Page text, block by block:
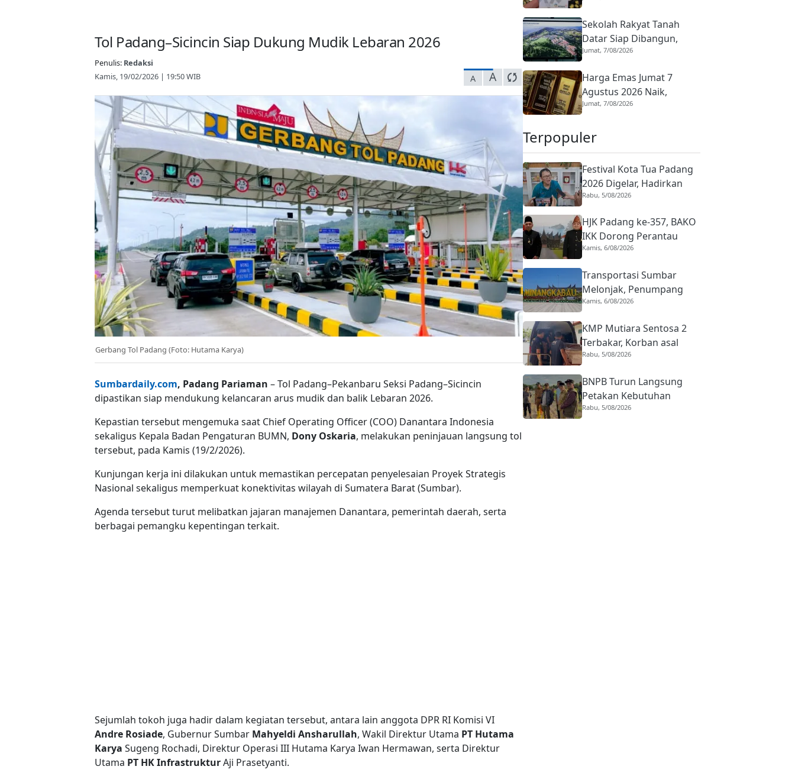
Tol Padang–Sicincin Siap Dukung Mudik Lebaran 2026
Penulis: Redaksi
Kamis, 19/02/2026 | 19:50 WIB
A A
Gerbang Tol Padang (Foto: Hutama Karya)
Sumbardaily.com, Padang Pariaman – Tol Padang–Pekanbaru Seksi Padang–Sicincin
dipastikan siap mendukung kelancaran arus mudik dan balik Lebaran 2026.
Kepastian tersebut mengemuka saat Chief Operating Officer (COO) Danantara Indonesia
sekaligus Kepala Badan Pengaturan BUMN, Dony Oskaria, melakukan peninjauan langsung tol
tersebut, pada Kamis (19/2/2026).
Kunjungan kerja ini dilakukan untuk memastikan percepatan penyelesaian Proyek Strategis
Nasional sekaligus memperkuat konektivitas wilayah di Sumatera Barat (Sumbar).
Agenda tersebut turut melibatkan jajaran manajemen Danantara, pemerintah daerah, serta
berbagai pemangku kepentingan terkait.
Sejumlah tokoh juga hadir dalam kegiatan tersebut, antara lain anggota DPR RI Komisi VI
Andre Rosiade, Gubernur Sumbar Mahyeldi Ansharullah, Wakil Direktur Utama PT Hutama
Karya Sugeng Rochadi, Direktur Operasi III Hutama Karya Iwan Hermawan, serta Direktur
Utama PT HK InfrastrukturAji Prasetyanti.
Rinciannya
Sekolah Rakyat Tanah
Datar Siap Dibangun,
Groundbreaking Digelar
Jumat, 7/08/2026
Harga Emas Jumat 7
Agustus 2026 Naik,
Investor Wajib Cek Daftar
Jumat, 7/08/2026
Terpopuler
Festival Kota Tua Padang
2026 Digelar, Hadirkan
Peserta Barongsai dari
Rabu, 5/08/2026
HJK Padang ke-357, BAKO
IKK Dorong Perantau
Perkuat Budaya hingga
Kamis, 6/08/2026
Transportasi Sumbar
Melonjak, Penumpang
Pesawat Domestik dari
Persen
Kamis, 6/08/2026
KMP Mutiara Sentosa 2
Terbakar, Korban asal
Sumbar Rino Eka Putra
Rabu, 5/08/2026
BNPB Turun Langsung
Petakan Kebutuhan
Penanganan Pasca Banjir
Rabu, 5/08/2026